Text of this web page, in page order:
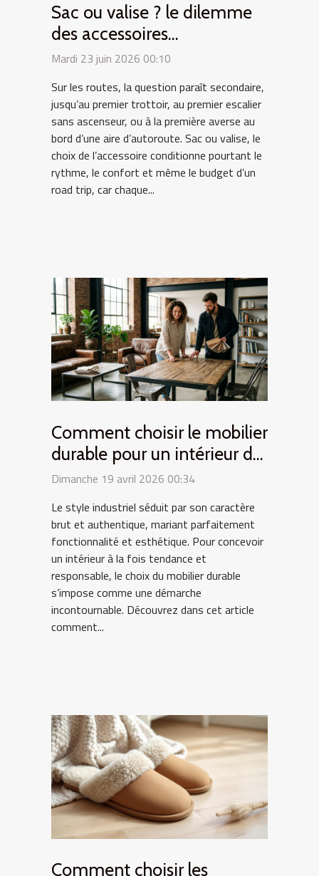
Sac ou valise ? le dilemme
des accessoires
indispensables en road trip
Mardi 23 juin 2026 00:10
Sur les routes, la question paraît secondaire,
jusqu’au premier trottoir, au premier escalier
sans ascenseur, ou à la première averse au
bord d’une aire d’autoroute. Sac ou valise, le
choix de l’accessoire conditionne pourtant le
rythme, le confort et même le budget d’un
road trip, car chaque...
Comment choisir le mobilier
durable pour un intérieur de
style industriel ?
Dimanche 19 avril 2026 00:34
Le style industriel séduit par son caractère
brut et authentique, mariant parfaitement
fonctionnalité et esthétique. Pour concevoir
un intérieur à la fois tendance et
responsable, le choix du mobilier durable
s’impose comme une démarche
incontournable. Découvrez dans cet article
comment...
Comment choisir les